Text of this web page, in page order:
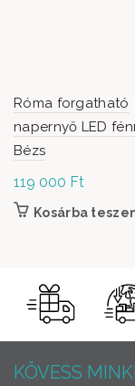
Róma forgatható
napernyő LED
Bézs
119 000 Ft
Kosárba
KÖVESS